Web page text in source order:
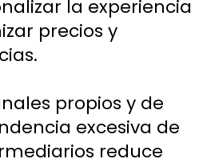
la experiencia
precios y
propios y de
excesiva de
reduce